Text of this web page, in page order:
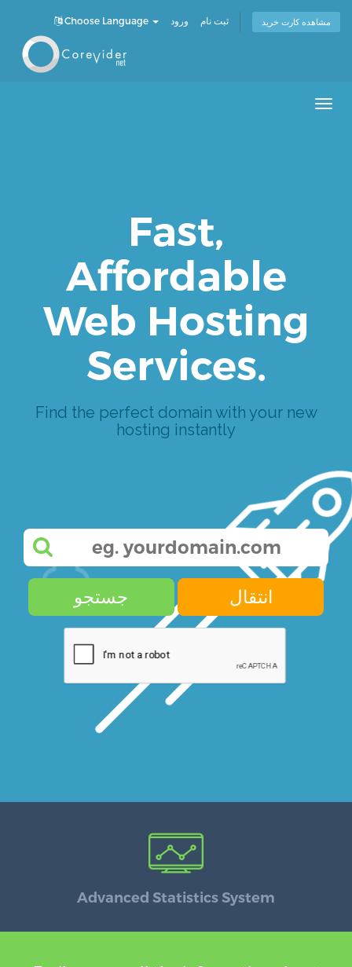
Choose Language ورود ثبت نام مشاهده کارت خرید
Fast,
Affordable
Web Hosting
Services.
Find the perfect domain with your new
hosting instantly
Advanced Statistics System